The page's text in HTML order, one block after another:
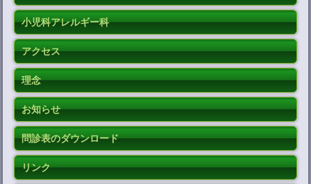
小児科アレルギー科
アクセス
理念
お知らせ
問診表のダウンロード
リンク